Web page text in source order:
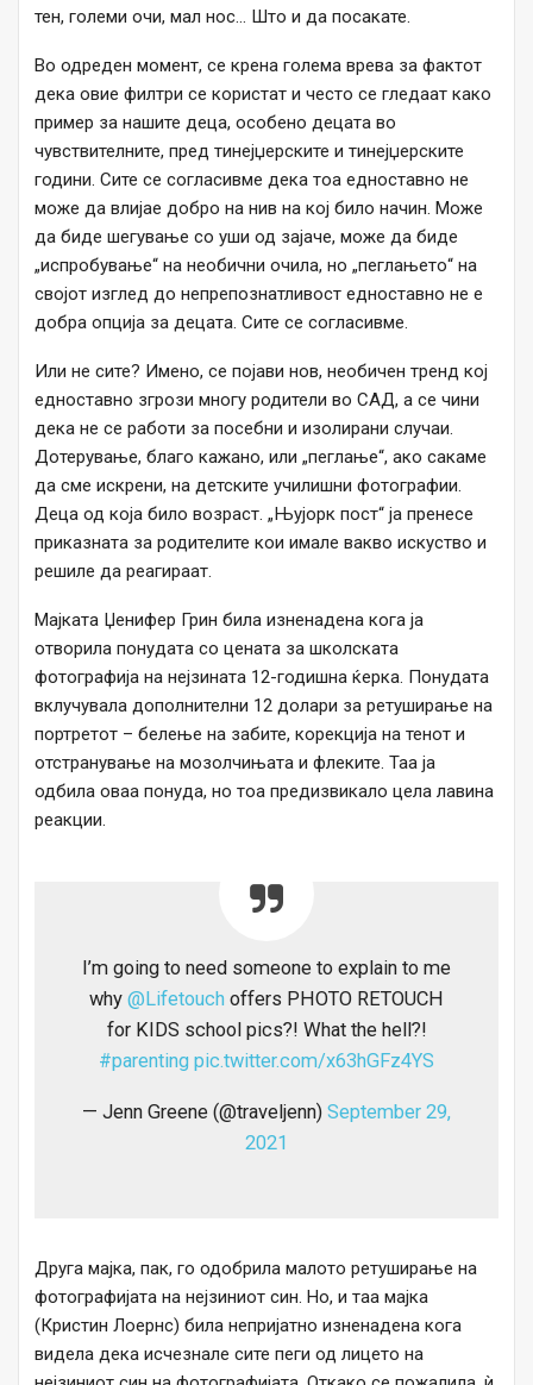
тен, големи очи, мал нос… Што и да посакате.
Во одреден момент, се крена голема врева за фактот
дека овие филтри се користат и често се гледаат како
пример за нашите деца, особено децата во
чувствителните, пред тинејџерските и тинејџерските
години. Сите се согласивме дека тоа едноставно не
може да влијае добро на нив на кој било начин. Може
да биде шегување со уши од зајаче, може да биде
„испробување“ на необични очила, но „пеглањето“ на
својот изглед до непрепознатливост едноставно не е
добра опција за децата. Сите се согласивме.
Или не сите? Имено, се појави нов, необичен тренд кој
едноставно згрози многу родители во САД, а се чини
дека не се работи за посебни и изолирани случаи.
Дотерување, благо кажано, или „пеглање“, ако сакаме
да сме искрени, на детските училишни фотографии.
Деца од која било возраст. „Њујорк пост“ ја пренесе
приказната за родителите кои имале вакво искуство и
решиле да реагираат.
Мајката Џенифер Грин била изненадена кога ја
отворила понудата со цената за школската
фотографија на нејзината 12-годишна ќерка. Понудата
вклучувала дополнителни 12 долари за ретуширање на
портретот – белење на забите, корекција на тенот и
отстранување на мозолчињата и флеките. Таа ја
одбила оваа понуда, но тоа предизвикало цела лавина
реакции.
I’m going to need someone to explain to me
why @Lifetouch offers PHOTO RETOUCH
for KIDS school pics?! What the hell?!
#parenting pic.twitter.com/x63hGFz4YS
— Jenn Greene (@traveljenn) September 29,
2021
Друга мајка, пак, го одобрила малото ретуширање на
фотографијата на нејзиниот син. Но, и таа мајка
(Кристин Лоернс) била непријатно изненадена кога
видела дека исчезнале сите пеги од лицето на